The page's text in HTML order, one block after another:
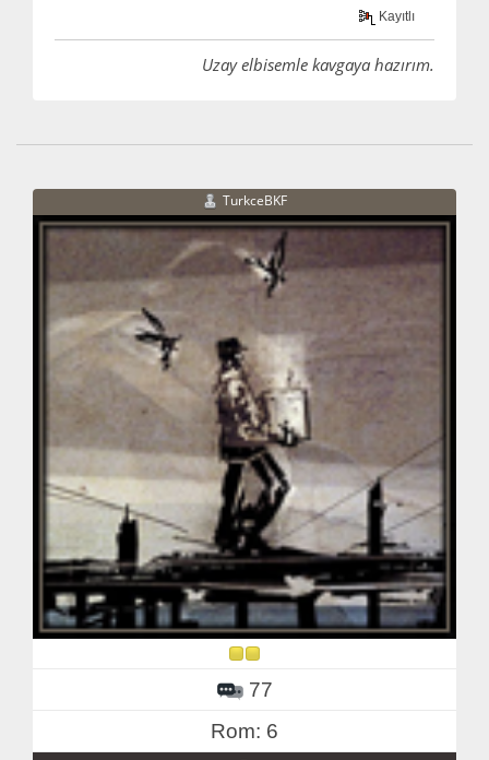
Kayıtlı
Uzay elbisemle kavgaya hazırım.
TurkceBKF
77
Rom: 6